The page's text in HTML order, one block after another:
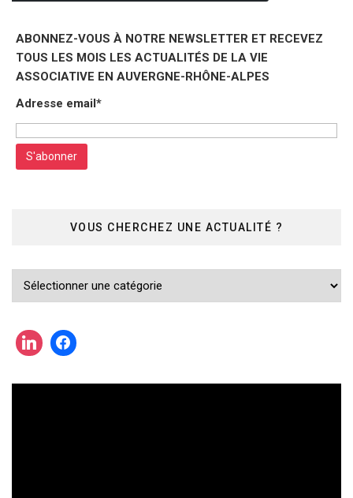
ABONNEZ-VOUS À NOTRE NEWSLETTER ET RECEVEZ
TOUS LES MOIS LES ACTUALITÉS DE LA VIE
ASSOCIATIVE EN AUVERGNE-RHÔNE-ALPES
Adresse email*
VOUS CHERCHEZ UNE ACTUALITÉ ?
actualité
?